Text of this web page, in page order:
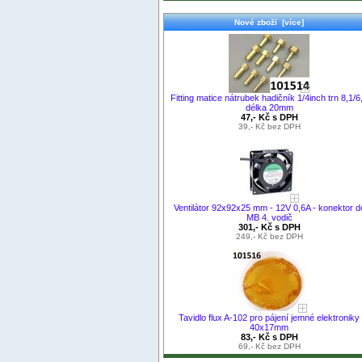
Nové zboží [více]
Fitting matice nátrubek hadičník 1/4inch trn 8,1/
délka 20mm
47,- Kč s DPH
39,- Kč bez DPH
Ventilátor 92x92x25 mm - 12V 0,6A - konektor
MB 4. vodič
301,- Kč s DPH
249,- Kč bez DPH
Tavidlo flux A-102 pro pájení jemné elektroniky
40x17mm
83,- Kč s DPH
69,- Kč bez DPH